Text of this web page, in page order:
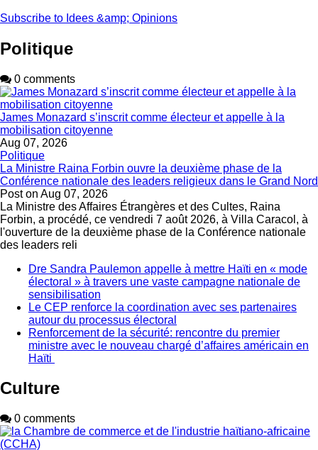
Subscribe to Idees &amp; Opinions
Politique
0 comments
James Monazard s’inscrit comme électeur et appelle à la
mobilisation citoyenne
Aug 07, 2026
Politique
La Ministre Raina Forbin ouvre la deuxième phase de la
Conférence nationale des leaders religieux dans le Grand Nord
Post on Aug 07, 2026
La Ministre des Affaires Étrangères et des Cultes, Raina
Forbin, a procédé, ce vendredi 7 août 2026, à Villa Caracol, à
l'ouverture de la deuxième phase de la Conférence nationale
des leaders reli
Dre Sandra Paulemon appelle à mettre Haïti en « mode
électoral » à travers une vaste campagne nationale de
sensibilisation
Le CEP renforce la coordination avec ses partenaires
autour du processus électoral
Renforcement de la sécurité: rencontre du premier
ministre avec le nouveau chargé d’affaires américain en
Haïti
Culture
0 comments